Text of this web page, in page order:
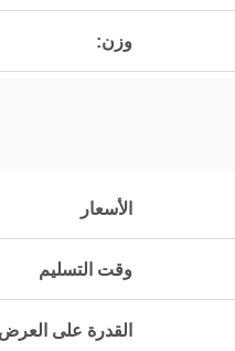
وزن:
الأسعار
وقت التسليم
القدرة على العرض